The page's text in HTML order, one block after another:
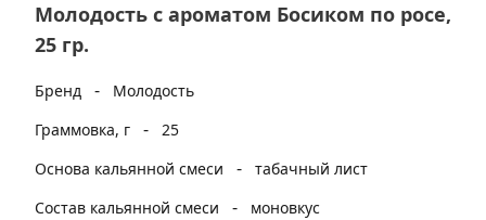
Молодость с ароматом Босиком по росе,
25 гр.
Бренд -
Молодость
Граммовка, г
- 25
Основа кальянной смеси
- табачный лист
Состав кальянной смеси
-
моновкус